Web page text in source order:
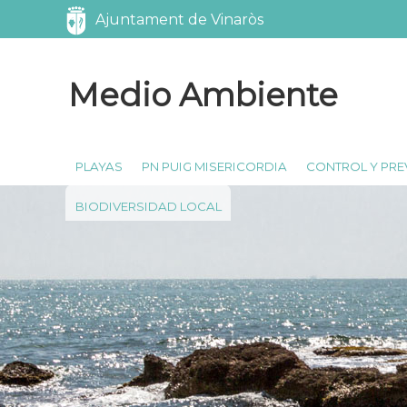
Ajuntament de Vinaròs
Medio Ambiente
PLAYAS PN PUIG MISERICORDIA CONTROL Y
BIODIVERSIDAD LOCAL